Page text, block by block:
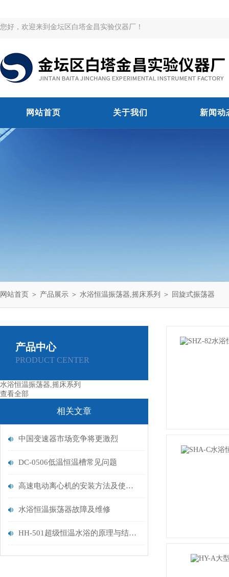
您好，欢迎来到金坛区白塔金昌实验仪器厂！
网站首页 关于我们 新闻动
网站首页 ＞ 产品展示 ＞ 水浴恒温振荡器,摇床系列 ＞ 回旋式振荡器
产品中心
PRODUCT CENTER
水浴恒温振荡器,摇床系列
查看全部
相关文章
中国变速器市场竞争将更激烈
DC-0506低温恒温槽常见问题
高速电动离心机的安装方法及使用注意事项介绍
水浴恒温振荡器故障及维修
HH-501超级恒温水浴的原理与结构组成